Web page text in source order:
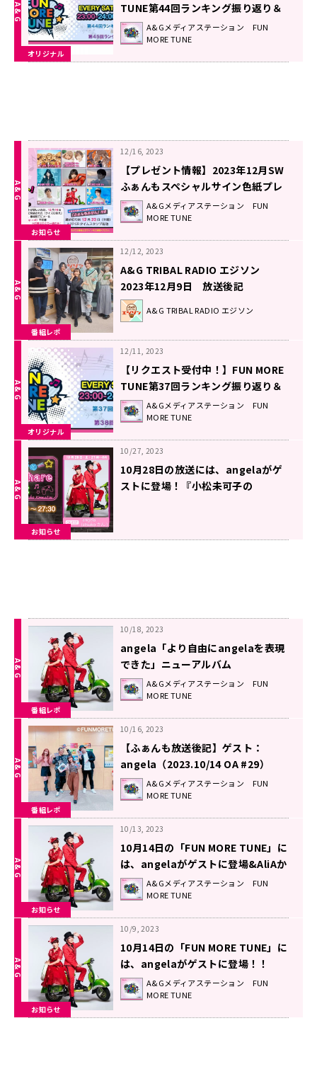
オリジナル
TUNE第44回ランキング振り返り＆
第45回 注目楽曲紹介
A&Gメディアステーション FUN
MORE TUNE
お知らせ
12/16, 2023
【プレゼント情報】2023年12月SW
ふぁんもスペシャルサイン色紙プレ
ゼント企画A&Gメディアステーション FUN
MORE TUNE
番組レポ
12/12, 2023
A&G TRIBAL RADIO エジソン
2023年12月9日 放送後記
A&G TRIBAL RADIO エジソン
オリジナル
12/11, 2023
【リクエスト受付中！】FUN MORE
TUNE第37回ランキング振り返り＆
第38回 注目楽曲紹介
A&Gメディアステーション FUN
MORE TUNE
お知らせ
10/27, 2023
10月28日の放送には、angelaがゲ
ストに登場！『小松未可子の
番組レポ
10/18, 2023
angela「より自由にangelaを表現
できた」ニューアルバム
『Welcome!』に込めた想い！
A&Gメディアステーション FUN
MORE TUNE
番組レポ
10/16, 2023
【ふぁんも放送後記】ゲスト：
angela（2023.10/14 OA #29）
A&Gメディアステーション FUN
MORE TUNE
お知らせ
10/13, 2023
10月14日の「FUN MORE TUNE」に
は、angelaがゲストに登場&AliAか
らのコメントもＯＡ！！
A&Gメディアステーション FUN
MORE TUNE
お知らせ
10/9, 2023
10月14日の「FUN MORE TUNE」に
は、angelaがゲストに登場！！
A&Gメディアステーション FUN
MORE TUNE